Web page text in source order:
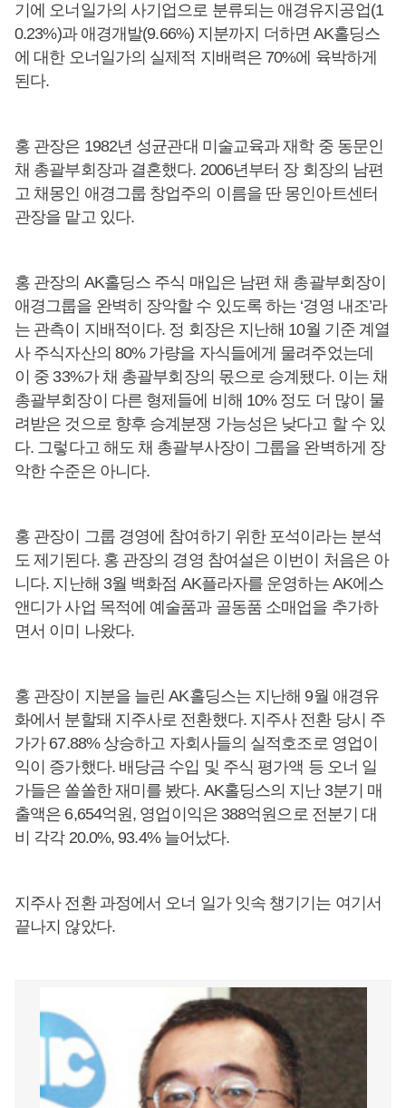
기에 오너일가의 사기업으로 분류되는 애경유지공업(1
0.23%)과 애경개발(9.66%) 지분까지 더하면 AK홀딩스
에 대한 오너일가의 실제적 지배력은 70%에 육박하게
된다.
홍 관장은 1982년 성균관대 미술교육과 재학 중 동문인
채 총괄부회장과 결혼했다. 2006년부터 장 회장의 남편
고 채몽인 애경그룹 창업주의 이름을 딴 몽인아트센터
관장을 맡고 있다.
홍 관장의 AK홀딩스 주식 매입은 남편 채 총괄부회장이
애경그룹을 완벽히 장악할 수 있도록 하는 ‘경영 내조’라
는 관측이 지배적이다. 정 회장은 지난해 10월 기준 계열
사 주식자산의 80% 가량을 자식들에게 물려주었는데
이 중 33%가 채 총괄부회장의 몫으로 승계됐다. 이는 채
총괄부회장이 다른 형제들에 비해 10% 정도 더 많이 물
려받은 것으로 향후 승계분쟁 가능성은 낮다고 할 수 있
다. 그렇다고 해도 채 총괄부사장이 그룹을 완벽하게 장
악한 수준은 아니다.
홍 관장이 그룹 경영에 참여하기 위한 포석이라는 분석
도 제기된다. 홍 관장의 경영 참여설은 이번이 처음은 아
니다. 지난해 3월 백화점 AK플라자를 운영하는 AK에스
앤디가 사업 목적에 예술품과 골동품 소매업을 추가하
면서 이미 나왔다.
홍 관장이 지분을 늘린 AK홀딩스는 지난해 9월 애경유
화에서 분할돼 지주사로 전환했다. 지주사 전환 당시 주
가가 67.88% 상승하고 자회사들의 실적호조로 영업이
익이 증가했다. 배당금 수입 및 주식 평가액 등 오너 일
가들은 쏠쏠한 재미를 봤다. AK홀딩스의 지난 3분기 매
출액은 6,654억원, 영업이익은 388억원으로 전분기 대
비 각각 20.0%, 93.4% 늘어났다.
지주사 전환 과정에서 오너 일가 잇속 챙기기는 여기서
끝나지 않았다.